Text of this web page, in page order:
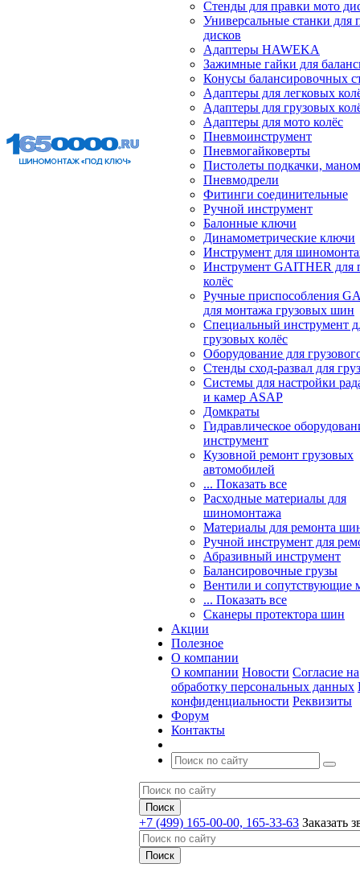
Стенды для правки мото
Универсальные станки для
дисков
Адаптеры HAWEKA
Зажимные гайки для
Конусы балансировочных
Адаптеры для легковых
Адаптеры для грузовых
Адаптеры для мото колёс
Пневмоинструмент
Пневмогайковерты
Пистолеты подкачки,
Пневмодрели
Фитинги соединительные
Ручной инструмент
Балонные ключи
Динамометрические ключи
Инструмент для
Инструмент GAITHER для
колёс
Ручные приспособления
для монтажа грузовых шин
Специальный инструмент
грузовых колёс
Оборудование для
Стенды сход-развал для
Системы для настройки
и камер ASAP
Домкраты
Гидравлическое
инструмент
Кузовной ремонт грузовых
автомобилей
... Показать все
Расходные материалы для
шиномонтажа
Материалы для ремонта
Ручной инструмент для
Абразивный инструмент
Балансировочные грузы
Вентили и сопутствующие
... Показать все
Сканеры протектора шин
Акции
Полезное
О компании
О компании Новости Согласие на
обработку персональных данных
конфиденциальности Реквизиты
Форум
Контакты
+7 (499) 165-00-00, 165-33-63 Заказать